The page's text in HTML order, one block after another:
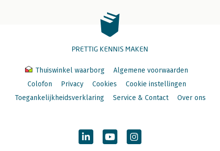
PRETTIG KENNIS MAKEN
Thuiswinkel waarborg
Algemene voorwaarden
Colofon
Privacy Cookies
Cookie instellingen
Toegankelijkheidsverklaring
Service & Contact Over ons